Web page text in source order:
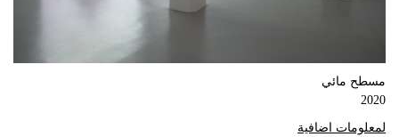
مسطح مائي
2020
لمعلومات اضافية